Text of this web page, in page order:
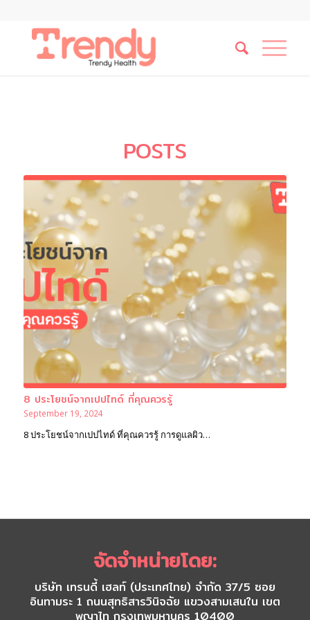
POSTS
8 ประโยชน์จากเปปไทด์ ที่คุณควรรู้
September 19, 2024
8 ประโยชน์จากเปปไทด์ ที่คุณควรรู้ การดูแลผิว…
จัดจำหน่ายโดย:
บริษัท เทรนดี้ เฮลท์ (ประเทศไทย) จำกัด 37/5 ซอย
อินทามระ 1 ถนนสุทธิสารวินิจฉัย แขวงสามเสนใน เขต
พญาไท กรุงเทพมหานคร 10400